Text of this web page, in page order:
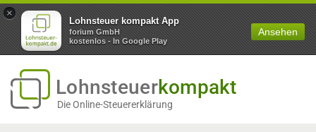
×
Lohnsteuer kompakt App
forium GmbH
kostenlos - In Google Play
Ansehen
Lohnsteuerkompakt
Die Online-Steuererklärung